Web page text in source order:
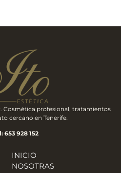
Cosmética profesional, tratamientos
cercano en Tenerife.
653 928 152
INICIO
NOSOTRAS